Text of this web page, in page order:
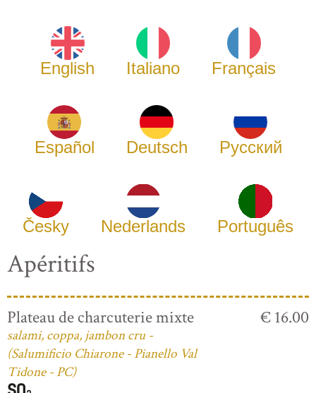
English Italiano Français
Español Deutsch Русский
Česky Nederlands Português
Apéritifs
Plateau de charcuterie mixte
salami, coppa, jambon cru -
(Salumificio Chiarone - Pianello Val
Tidone - PC)
€ 16.00